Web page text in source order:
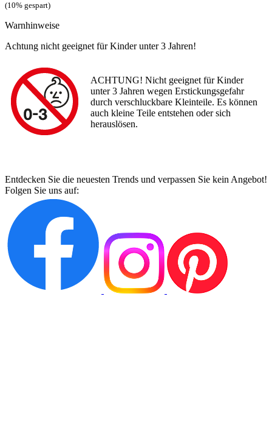
(10% gespart)
Warnhinweise
Achtung nicht geeignet für Kinder unter 3 Jahren!
ACHTUNG! Nicht geeignet für Kinder
unter 3 Jahren wegen Erstickungsgefahr
durch verschluckbare Kleinteile. Es können
auch kleine Teile entstehen oder sich
herauslösen.
Entdecken Sie die neuesten Trends und verpassen Sie kein Angebot!
Folgen Sie uns auf: